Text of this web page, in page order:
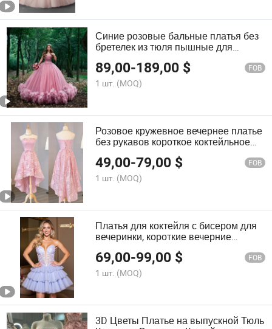
Синие розовые бальные платья без
бретелек из тюля пышные для
куинсеньеры выпускного вечера
H14924
89,00-189,00 $ FOB
1 шт. (MOQ)
Розовое кружевное вечернее платье
без рукавов короткое коктейльное
49,00-79,00 $ FOB
1 шт. (MOQ)
Платья для коктейля с бисером для
вечеринки, короткие вечерние
платья, платья для выпускного
B9107
69,00-99,00 $ FOB
1 шт. (MOQ)
3D Цветы Платье на выпускной Тюль